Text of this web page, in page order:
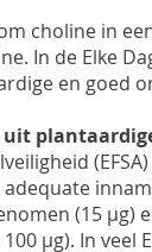
choline in
In de Elke
en goed
(15 µg)
µg). In veel